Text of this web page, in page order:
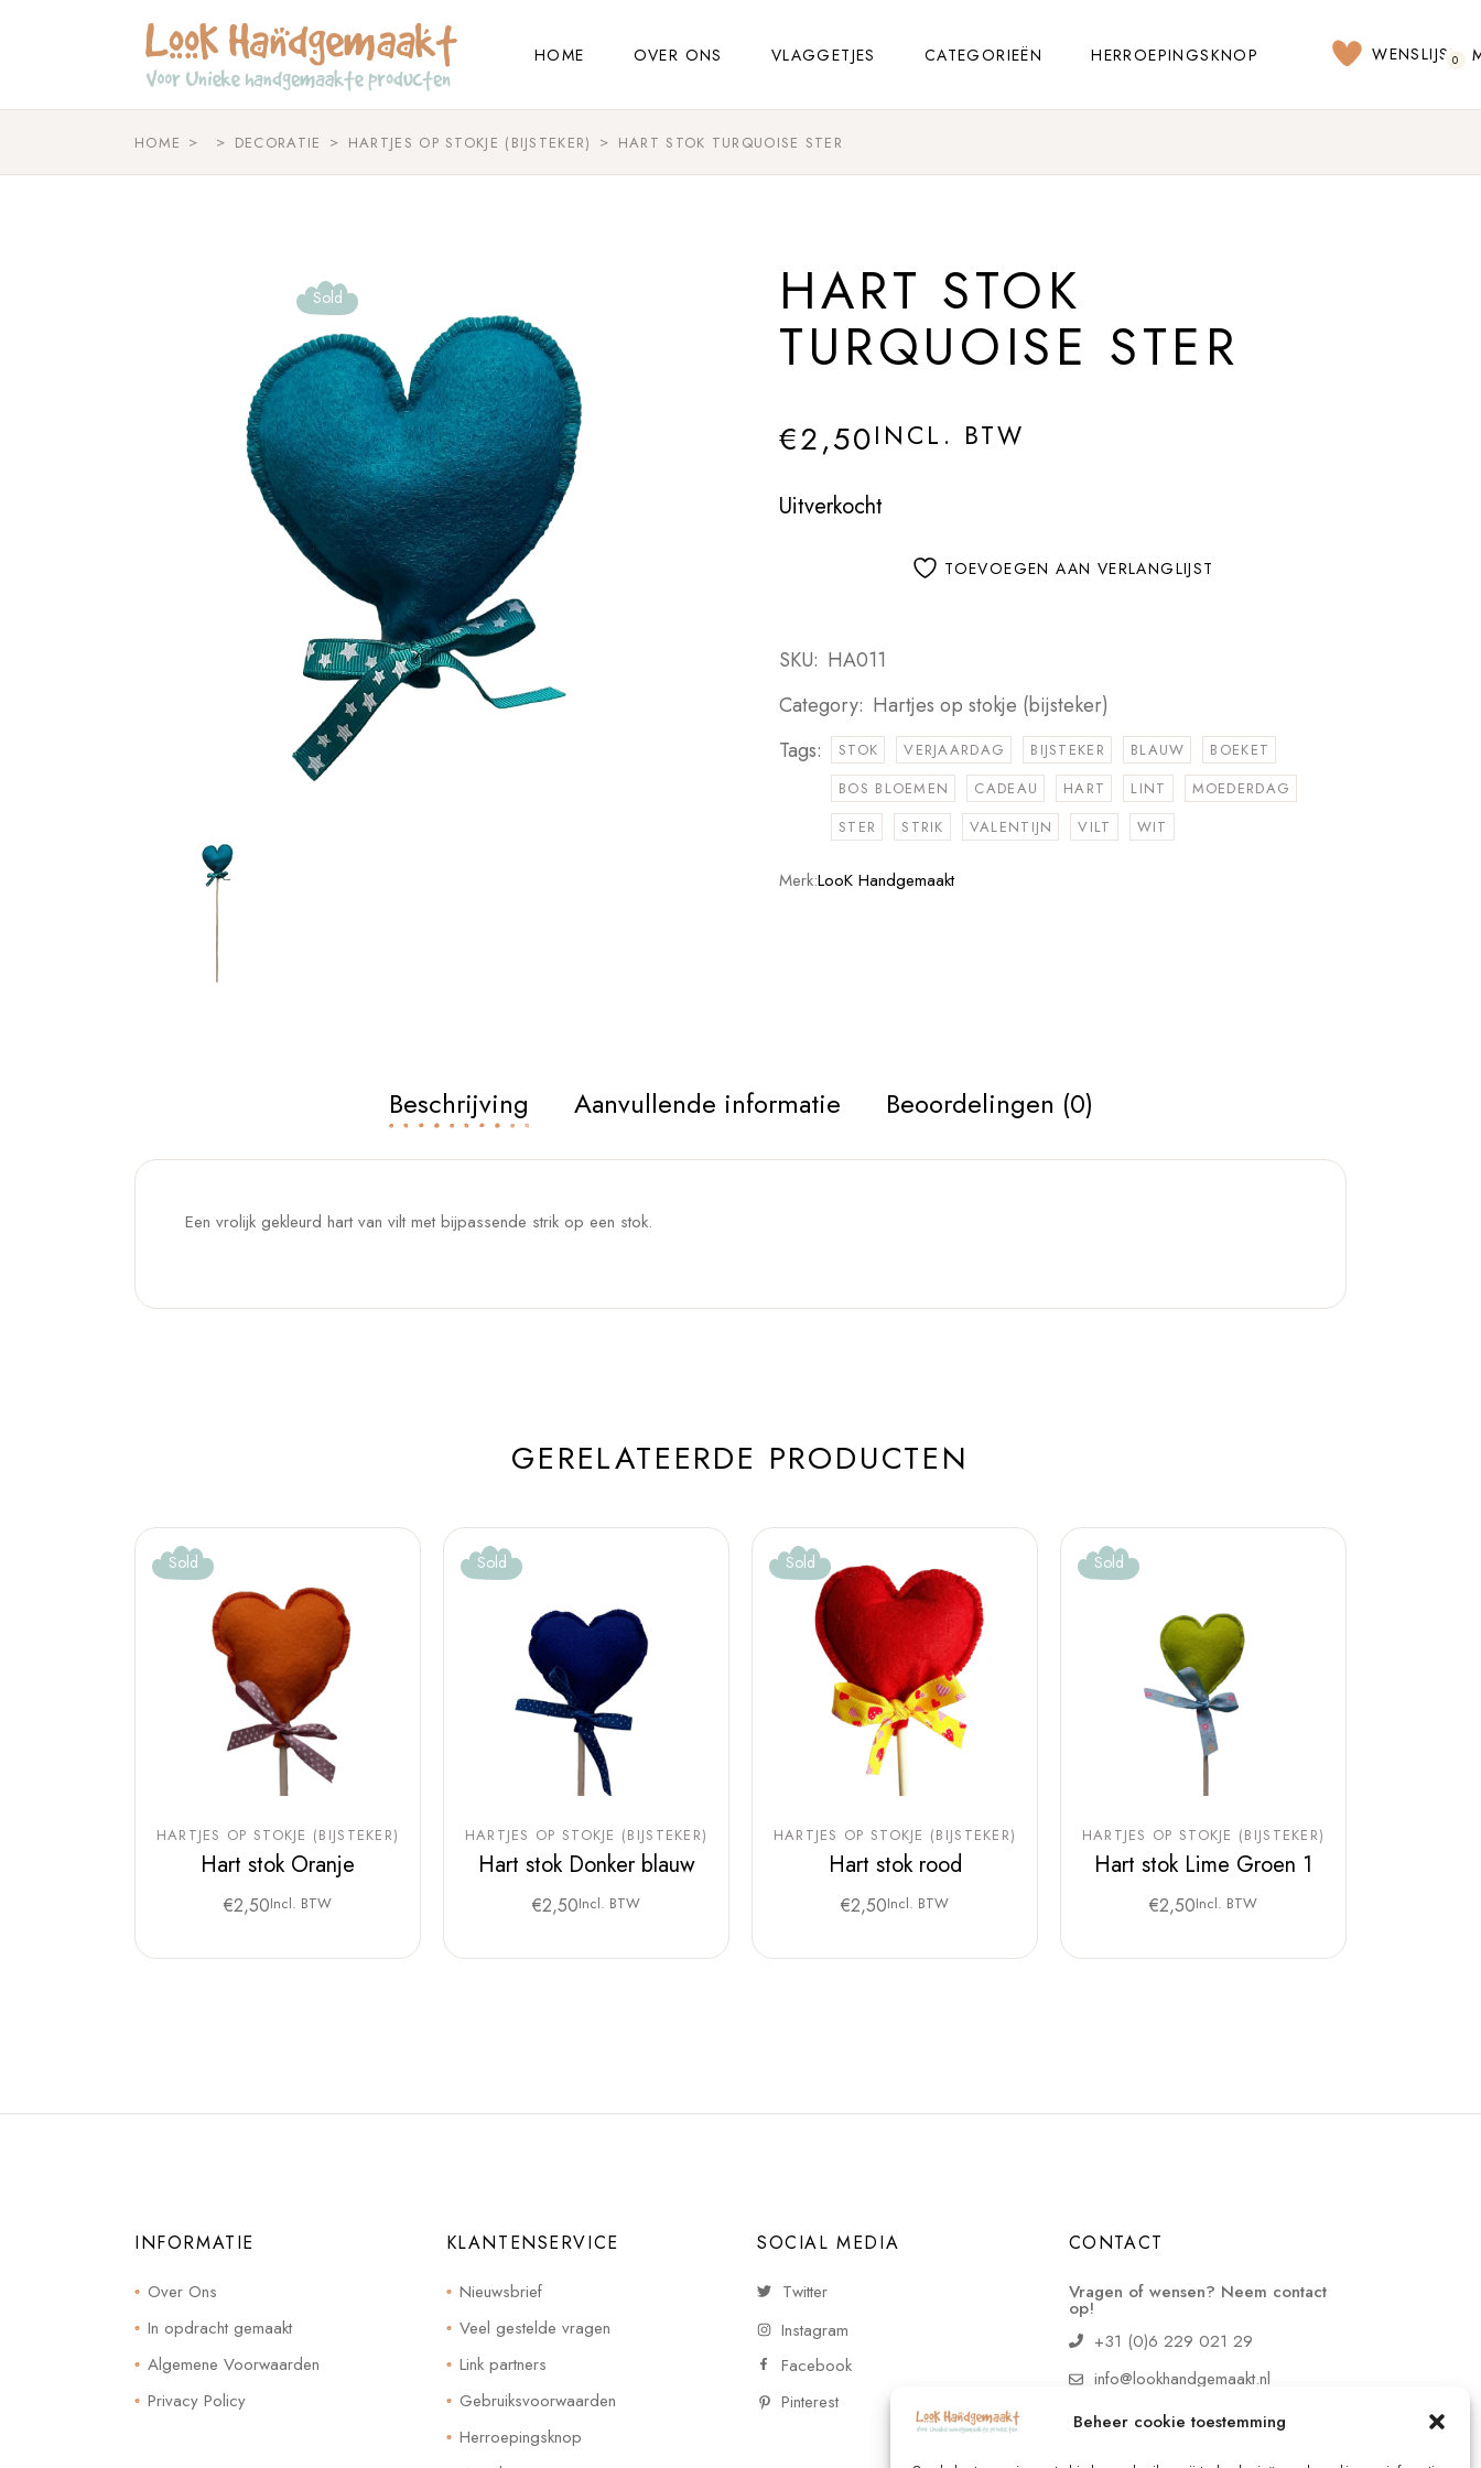
Beheer cookie toestemming
HOME OVER ONS VLAGGETJES CATEGORIEËN HERROEPINGSKNOP WENSLIJST
0
HOME DECORATIE HARTJES OP STOKJE (BIJSTEKER) HART STOK TURQUOISE STER
Sold HART STOK
TURQUOISE STER
€2,50INCL. BTW
Uitverkocht
TOEVOEGEN AAN VERLANGLIJST
SKU: HA011
Category: Hartjes op stokje (bijsteker)
Tags:
STOK VERJAARDAG BIJSTEKER BLAUW
BOEKET
BOS BLOEMEN
CADEAU HART LINT
MOEDERDAG
STER
STRIK VALENTIJN VILT WIT
Merk:LooK Handgemaakt
Beschrijving Aanvullende informatie Beoordelingen (0)
Een vrolijk gekleurd hart van vilt met bijpassende strik op een stok.
GERELATEERDE PRODUCTEN
Sold
HARTJES OP STOKJE (BIJSTEKER)
Hart stok Oranje
€2,50Incl. BTW
Sold
HARTJES OP STOKJE (BIJSTEKER)
Hart stok Donker blauw
€2,50Incl. BTW
Sold
HARTJES OP STOKJE (BIJSTEKER)
Hart stok rood
€2,50Incl. BTW
Sold
HARTJES OP STOKJE (BIJSTEKER)
Hart stok Lime Groen 1
€2,50Incl. BTW
INFORMATIE
Over Ons
In opdracht gemaakt
Algemene Voorwaarden
Privacy Policy
KLANTENSERVICE
Nieuwsbrief
Veel gestelde vragen
Link partners
Gebruiksvoorwaarden
Herroepingsknop
SOCIAL MEDIA
Twitter
Instagram
Facebook
Pinterest
CONTACT
Vragen of wensen? Neem contact
op!
+31 (0)6 229 021 29
info@lookhandgemaakt.nl